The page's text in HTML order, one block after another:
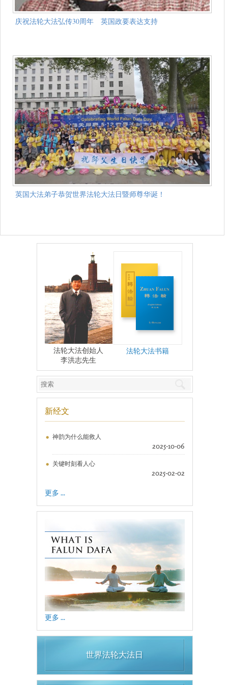
庆祝法轮大法弘传30周年 英国政要表达支持
英国大法弟子恭贺世界法轮大法日暨师尊华诞！
法轮大法创始人
李洪志先生
法轮大法书籍
新经文
神韵为什么能救人
2025-10-06
关键时刻看人心
2025-02-02
更多 ...
更多 ...
世界法轮大法日